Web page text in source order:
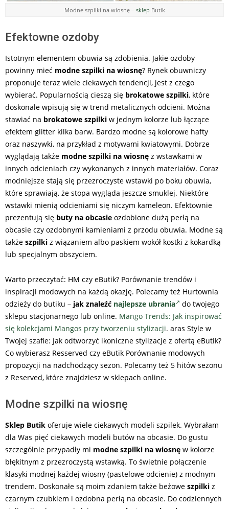
Modne szpilki na wiosnę – sklep Butik
Efektowne ozdoby
Istotnym elementem obuwia są zdobienia. Jakie ozdoby
powinny mieć modne szpilki na wiosnę? Rynek obuwniczy
proponuje teraz wiele ciekawych tendencji, jest z czego
wybierać. Popularnością cieszą się brokatowe szpilki, które
doskonale wpisują się w trend metalicznych odcieni. Można
stawiać na brokatowe szpilki w jednym kolorze lub łączące
efektem glitter kilka barw. Bardzo modne są kolorowe hafty
oraz naszywki, na przykład z motywami kwiatowymi. Dobrze
wyglądają także modne szpilki na wiosnę z wstawkami w
innych odcieniach czy wykonanych z innych materiałów. Coraz
modniejsze stają się przezroczyste wstawki po boku obuwia,
które sprawiają, że stopa wygląda jeszcze smuklej. Niektóre
wstawki mienią odcieniami się niczym kameleon. Efektownie
prezentują się buty na obcasie ozdobione dużą perłą na
obcasie czy ozdobnymi kamieniami z przodu obuwia. Modne są
także szpilki z wiązaniem albo paskiem wokół kostki z kokardką
lub specjalnym obszyciem.
Warto przeczytać: HM czy eButik? Porównanie trendów i
inspiracji modowych na każdą okazję. Polecamy też Hurtownia
odzieży do butiku – jak znaleźć najlepsze ubrania
do twojego
sklepu stacjonarnego lub online. Mango Trends: Jak inspirować
się kolekcjami Mangos przy tworzeniu stylizacji. aras Style w
Twojej szafie: Jak odtworzyć ikoniczne stylizacje z ofertą eButik?
Co wybierasz Resserved czy eButik Porównanie modowych
propozycji na nadchodzący sezon. Polecamy też 5 hitów sezonu
z Reserved, które znajdziesz w sklepach online.
Modne szpilki na wiosnę
Sklep Butik oferuje wiele ciekawych modeli szpilek. Wybrałam
dla Was pięć ciekawych modeli butów na obcasie. Do gustu
szczególnie przypadły mi modne szpilki na wiosnę w kolorze
błękitnym z przezroczystą wstawką. To świetnie połączenie
klasyki modnej każdej wiosny (pastelowe odcienie) z modnym
trendem. Doskonałe są moim zdaniem także beżowe szpilki z
czarnym czubkiem i ozdobna perłą na obcasie. Do codziennych